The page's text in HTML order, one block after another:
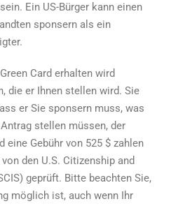
Ein US-Bürger kann einen
sponsern als ein
Card erhalten wird
die er Ihnen stellen wird. Sie
er Sie sponsern muss, was
stellen müssen, der
eine Gebühr von 525 $ zahlen
den U.S. Citizenship and
geprüft. Bitte beachten Sie,
möglich ist, auch wenn Ihr